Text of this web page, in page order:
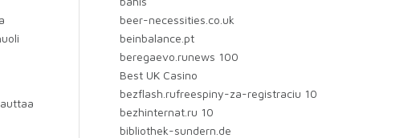
beer-necessities.co.uk
beinbalance.pt
beregaevo.runews 100
Best UK Casino
bezflash.rufreespiny-za-registraciu 10
bezhinternat.ru 10
bibliothek-sundern.de